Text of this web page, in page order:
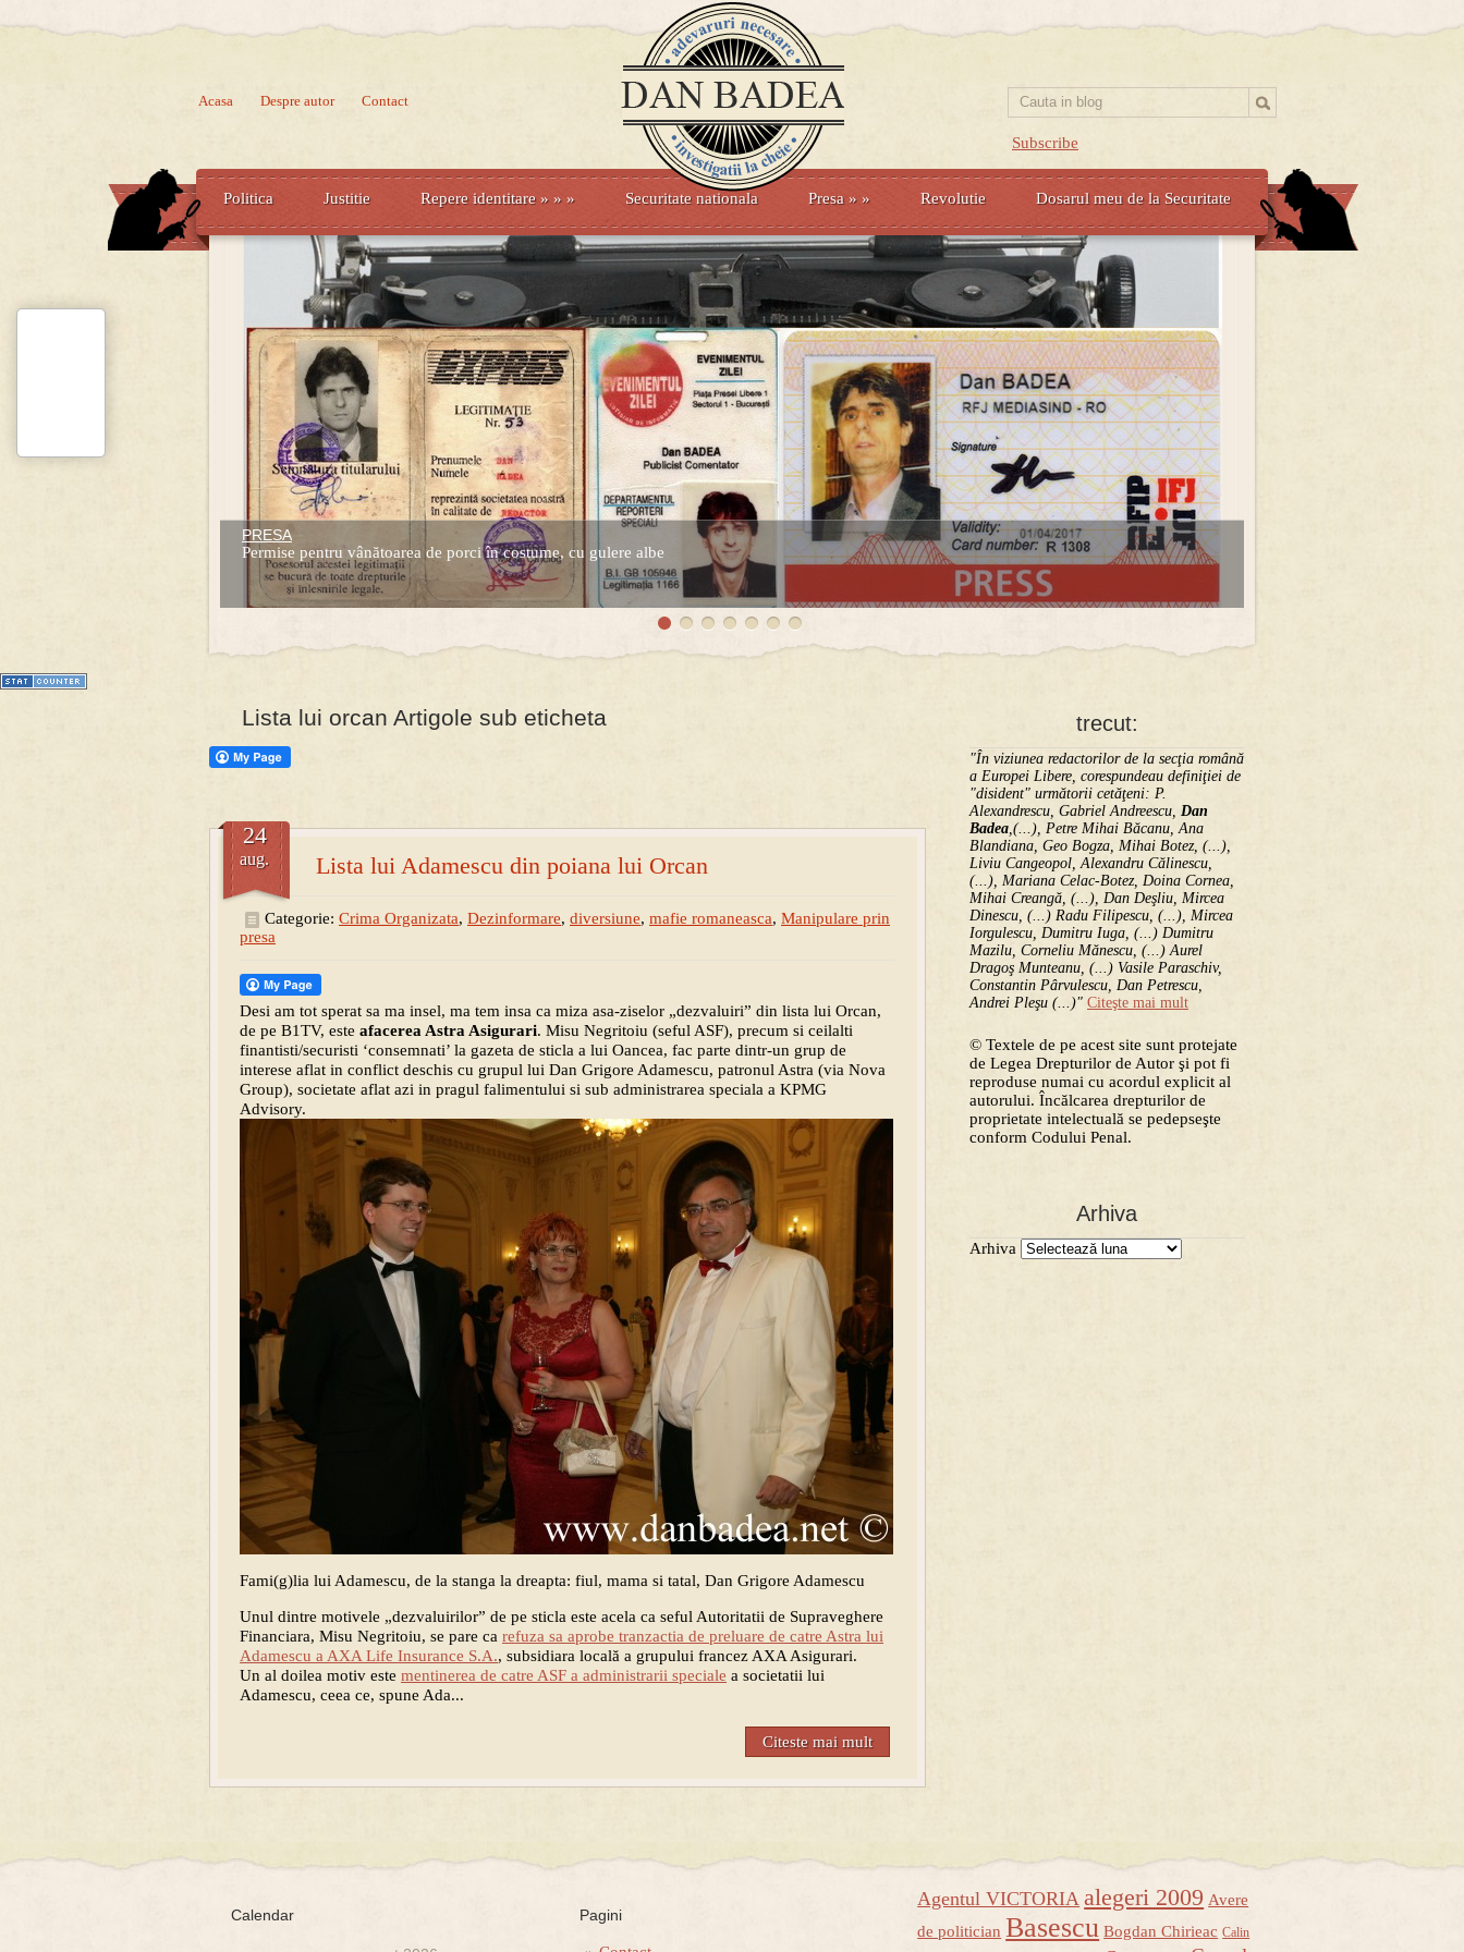
Subscribe
Acasa Despre autor Contact
Politica Justitie Repere identitare » » » Securitate nationala Presa » » Revolutie Dosarul meu de la Securitate
PRESA
Permise pentru vânătoarea de porci în costume, cu gulere albe
Prima mea carte publicata (Nemira)
Averea Presedintelui: prima lucrare despre controversatele conturi secrete ale Securitatii.
trecut:
"În viziunea redactorilor de la secţia română
a Europei Libere, corespundeau definiţiei de
"disident" următorii ce­tă­ţeni: P.
Alexandrescu, Gabriel Andreescu, Dan
Badea,(...), Petre Mihai Băcanu, Ana
Blandiana, Geo Bogza, Mihai Botez, (...),
Liviu Cangeopol, Alexandru Călinescu,
(...), Mariana Celac-Botez, Doina Cornea,
Mihai Creangă, (...), Dan Deşliu, Mircea
Dinescu, (...) Radu Filipescu, (...), Mircea
Iorgulescu, Dumitru Iuga, (...) Dumitru
Mazilu, Corneliu Mănescu, (...) Aurel
Dragoş Munteanu, (...) Vasile Paraschiv,
Constantin Pârvulescu, Dan Petrescu,
Andrei Pleşu (...)" Citeşte mai mult
© Textele de pe acest site sunt protejate
de Legea Drepturilor de Autor şi pot fi
reproduse numai cu acordul explicit al
autorului. Încălcarea drepturilor de
proprietate intelectuală se pedepseşte
conform Codului Penal.
Arhiva
Arhiva
Lista lui orcan Artigole sub eticheta
Lista lui Adamescu din poiana lui Orcan
24
aug.
Categorie: Crima Organizata, Dezinformare, diversiune, mafie romaneasca, Manipulare prin
presa
Desi am tot sperat sa ma insel, ma tem insa ca miza asa-ziselor „dezvaluiri” din lista lui Orcan,
de pe B1TV, este afacerea Astra Asigurari. Misu Negritoiu (seful ASF), precum si ceilalti
finantisti/securisti ‘consemnati’ la gazeta de sticla a lui Oancea, fac parte dintr-un grup de
interese aflat in conflict deschis cu grupul lui Dan Grigore Adamescu, patronul Astra (via Nova
Group), societate aflat azi in pragul falimentului si sub administrarea speciala a KPMG
Advisory.
Fami(g)lia lui Adamescu, de la stanga la dreapta: fiul, mama si tatal, Dan Grigore Adamescu
Unul dintre motivele „dezvaluirilor” de pe sticla este acela ca seful Autoritatii de Supraveghere
Financiara, Misu Negritoiu, se pare ca refuza sa aprobe tranzactia de preluare de catre Astra lui
Adamescu a AXA Life Insurance S.A., subsidiara locală a grupului francez AXA Asigurari.
Un al doilea motiv este mentinerea de catre ASF a administrarii speciale a societatii lui
Adamescu, ceea ce, spune Ada...
Citeste mai mult
Calendar Pagini
Agentul VICTORIA alegeri 2009 Avere
de politician Basescu Bogdan Chirieac Calin